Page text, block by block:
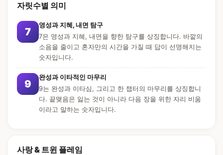
자릿수별 의미
7
영성과 지혜, 내면 탐구
7은 영성과 지혜, 내면을 향한 탐구를 상징합니다. 바깥의
소음을 줄이고 혼자만의 시간을 가질 때 답이 선명해지는
숫자입니다.
9
완성과 이타적인 마무리
9는 완성과 이타심, 그리고 한 챕터의 마무리를 상징합니
다. 끝맺음은 잃는 것이 아니라 다음 장을 위한 자리 비움
이라고 말하는 숫자입니다.
사랑 & 트윈 플레임